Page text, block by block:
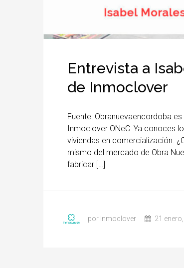
Entrevista a
de Inmoclover
Fuente:
Inmoclover ONeC: Ya conoces
viviendas en comercialización.
mismo del mercado de Obra
fabricar […]
por Inmoclover 21